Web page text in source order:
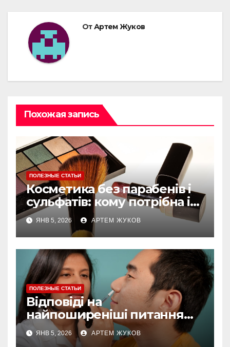
ОтАртем Жуков
Похожая запись
ПОЛЕЗНЫЕ СТАТЬИ
Косметика без парабенів і
сульфатів: кому потрібна і
як обирати
ЯНВ 5, 2026 АРТЕМ ЖУКОВ
ПОЛЕЗНЫЕ СТАТЬИ
Відповіді на
найпоширеніші питання
про догляд за губами
ЯНВ 5, 2026 АРТЕМ ЖУКОВ